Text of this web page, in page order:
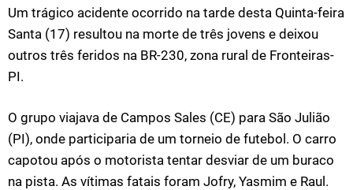
Um trágico acidente ocorrido na tarde desta Quinta-feira
Santa (17) resultou na morte de três jovens e deixou
outros três feridos na BR-230, zona rural de Fronteiras-
PI.
O grupo viajava de Campos Sales (CE) para São Julião
(PI), onde participaria de um torneio de futebol. O carro
capotou após o motorista tentar desviar de um buraco
na pista. As vítimas fatais foram Jofry, Yasmim e Raul.